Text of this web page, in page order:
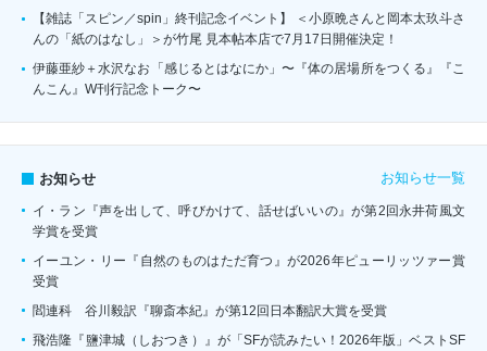
【雑誌「スピン／spin」終刊記念イベント】 ＜小原晩さんと岡本太玖斗さ
んの「紙のはなし」＞が竹尾 見本帖本店で7月17日開催決定！
伊藤亜紗＋水沢なお「感じるとはなにか」〜『体の居場所をつくる』『こ
んこん』W刊行記念トーク〜
お知らせ お知らせ一覧
イ・ラン『声を出して、呼びかけて、話せばいいの』が第2回永井荷風文
学賞を受賞
イーユン・リー『自然のものはただ育つ』が2026年ピューリッツァー賞
受賞
閻連科 谷川毅訳『聊斎本紀』が第12回日本翻訳大賞を受賞
飛浩隆『鹽津城（しおつき）』が「SFが読みたい！2026年版」ベストSF